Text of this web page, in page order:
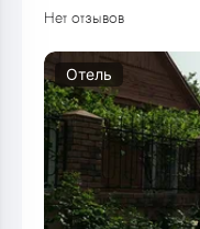
Нет отзывов
Отель